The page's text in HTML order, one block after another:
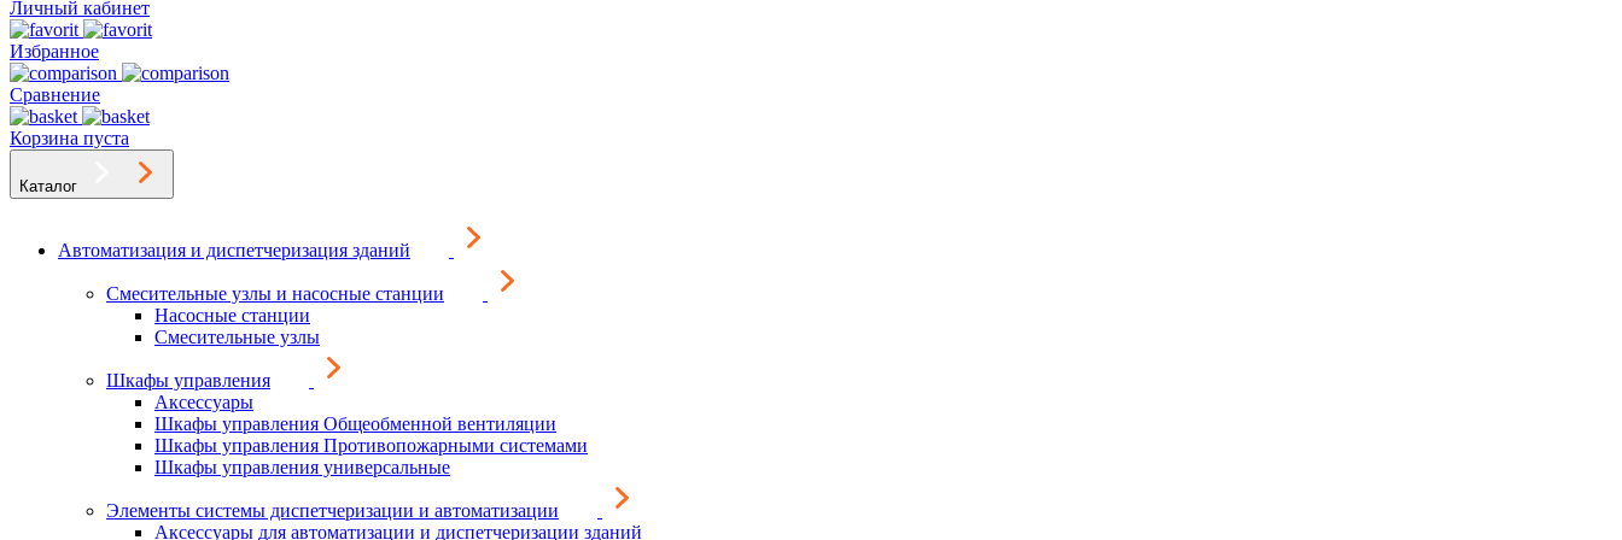
Личный кабинет
Избранное
Сравнение
Корзина пуста
Каталог
Автоматизация и диспетчеризация зданий
Смесительные узлы и насосные станции
Насосные станции
Смесительные узлы
Шкафы управления
Аксессуары
Шкафы управления Общеобменной вентиляции
Шкафы управления Противопожарными системами
Шкафы управления универсальные
Элементы системы диспетчеризации и автоматизации
Аксессуары для автоматизации и диспетчеризации зданий